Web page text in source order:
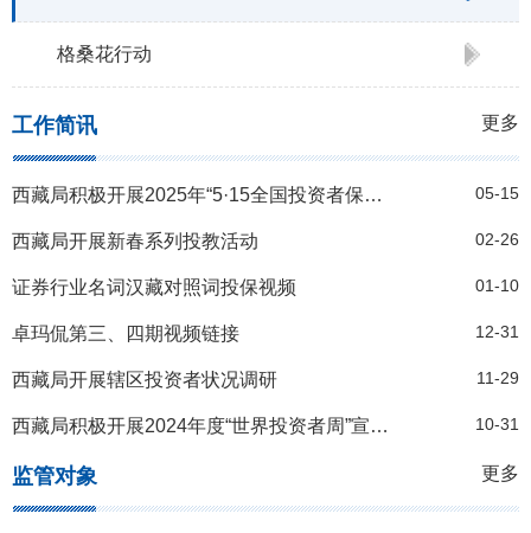
格桑花行动
工作简讯 更多
西藏局积极开展2025年“5·15全国投资者保护宣传日”系列活动 05-15
西藏局开展新春系列投教活动 02-26
证券行业名词汉藏对照词投保视频 01-10
卓玛侃第三、四期视频链接 12-31
西藏局开展辖区投资者状况调研 11-29
西藏局积极开展2024年度“世界投资者周”宣传活动 10-31
监管对象 更多